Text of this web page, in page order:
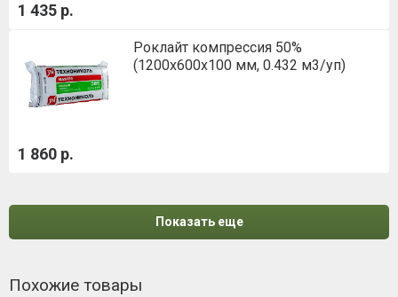
1 435 р.
Роклайт компрессия 50%
(1200х600х100 мм, 0.432 м3/уп)
1 860 р.
Показать еще
Похожие товары